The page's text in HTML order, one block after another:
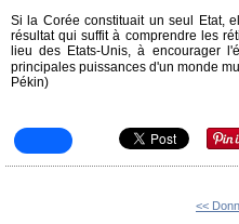
Si la Corée constituait un seul Etat,
résultat qui suffit à comprendre les
lieu des Etats-Unis, à encourager
principales puissances d'un monde
Pékin)
<<